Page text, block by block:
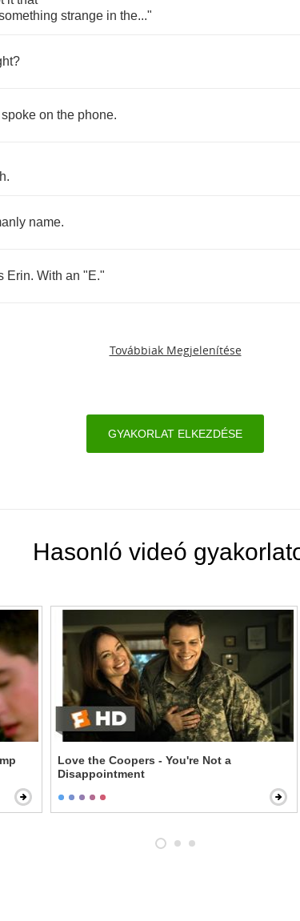
strange in the..."
?
spoke on the phone.
.
name.
Erin. With an "E."
Továbbiak Megjelenítése
GYAKORLAT ELKEZDÉSE
Hasonló videó
Love the Coopers - You're Not a
Disappointment